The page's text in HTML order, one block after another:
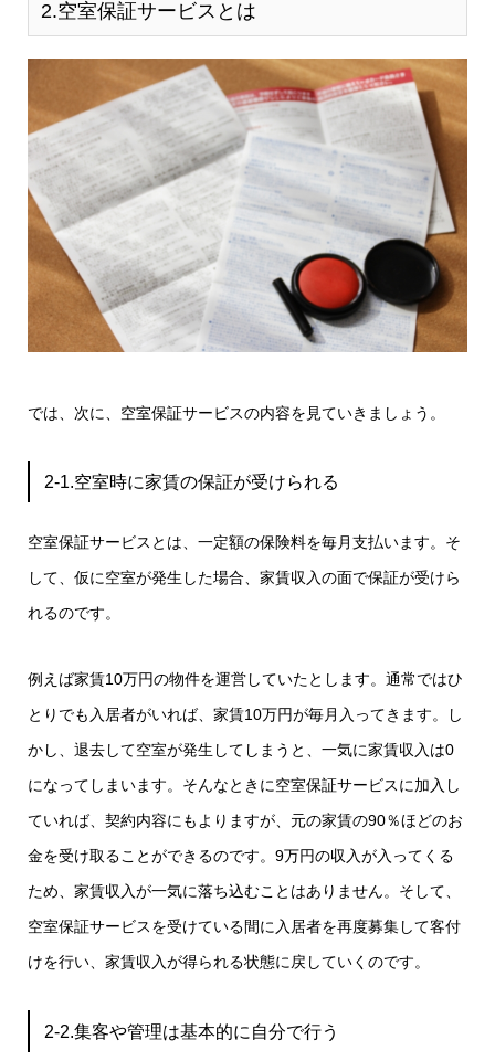
2.空室保証サービスとは
では、次に、空室保証サービスの内容を見ていきましょう。
2-1.空室時に家賃の保証が受けられる
空室保証サービスとは、一定額の保険料を毎月支払います。そ
して、仮に空室が発生した場合、家賃収入の面で保証が受けら
れるのです。
例えば家賃10万円の物件を運営していたとします。通常ではひ
とりでも入居者がいれば、家賃10万円が毎月入ってきます。し
かし、退去して空室が発生してしまうと、一気に家賃収入は0
になってしまいます。そんなときに空室保証サービスに加入し
ていれば、契約内容にもよりますが、元の家賃の90％ほどのお
金を受け取ることができるのです。9万円の収入が入ってくる
ため、家賃収入が一気に落ち込むことはありません。そして、
空室保証サービスを受けている間に入居者を再度募集して客付
けを行い、家賃収入が得られる状態に戻していくのです。
2-2.集客や管理は基本的に自分で行う